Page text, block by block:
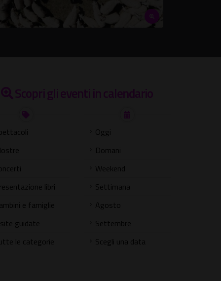
Scopri gli eventi in calendario
libri
e famiglie
guidate
le categorie
Oggi
Domani
Weekend
Settimana
Agosto
Settembre
Scegli una data